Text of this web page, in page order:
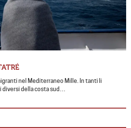
nel Mediterraneo Mille. In tanti li
diversi della costa sud…